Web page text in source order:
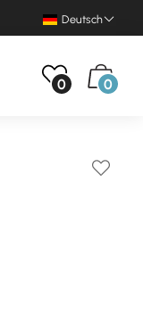
Deutsch
0 0